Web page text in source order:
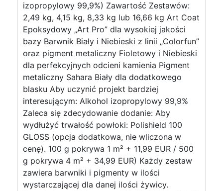
izopropylowy 99,9%) Zawartość Zestawów:
2,49 kg, 4,15 kg, 8,33 kg lub 16,66 kg Art Coat
Epoksydowy „Art Pro” dla wysokiej jakości
bazy Barwnik Biały i Niebieski z linii „Colorfun”
oraz pigment metaliczny Fioletowy i Niebieski
dla perfekcyjnych odcieni kamienia Pigment
metaliczny Sahara Biały dla dodatkowego
blasku Aby uczynić projekt bardziej
interesującym: Alkohol izopropylowy 99,9%
Zaleca się zdecydowanie dodanie: Aby
wydłużyć trwałość powłoki: Polishield 100
GLOSS (opcja dodatkowa, nie wliczona w
cenę). 100 g pokrywa 1 m² + 11,99 EUR / 500
g pokrywa 4 m² + 34,99 EUR) Każdy zestaw
zawiera barwniki i pigmenty w ilości
wystarczającej dla danej ilości żywicy.